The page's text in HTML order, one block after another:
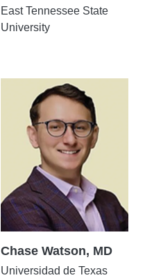
East Tennessee State
University
Chase Watson, MD
Universidad de Texas